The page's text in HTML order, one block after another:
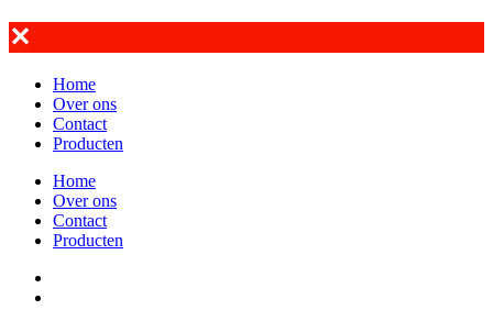
✕
Home
Over ons
Contact
Producten
Home
Over ons
Contact
Producten